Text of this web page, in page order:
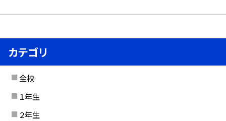
カテゴリ
全校
１年生
２年生